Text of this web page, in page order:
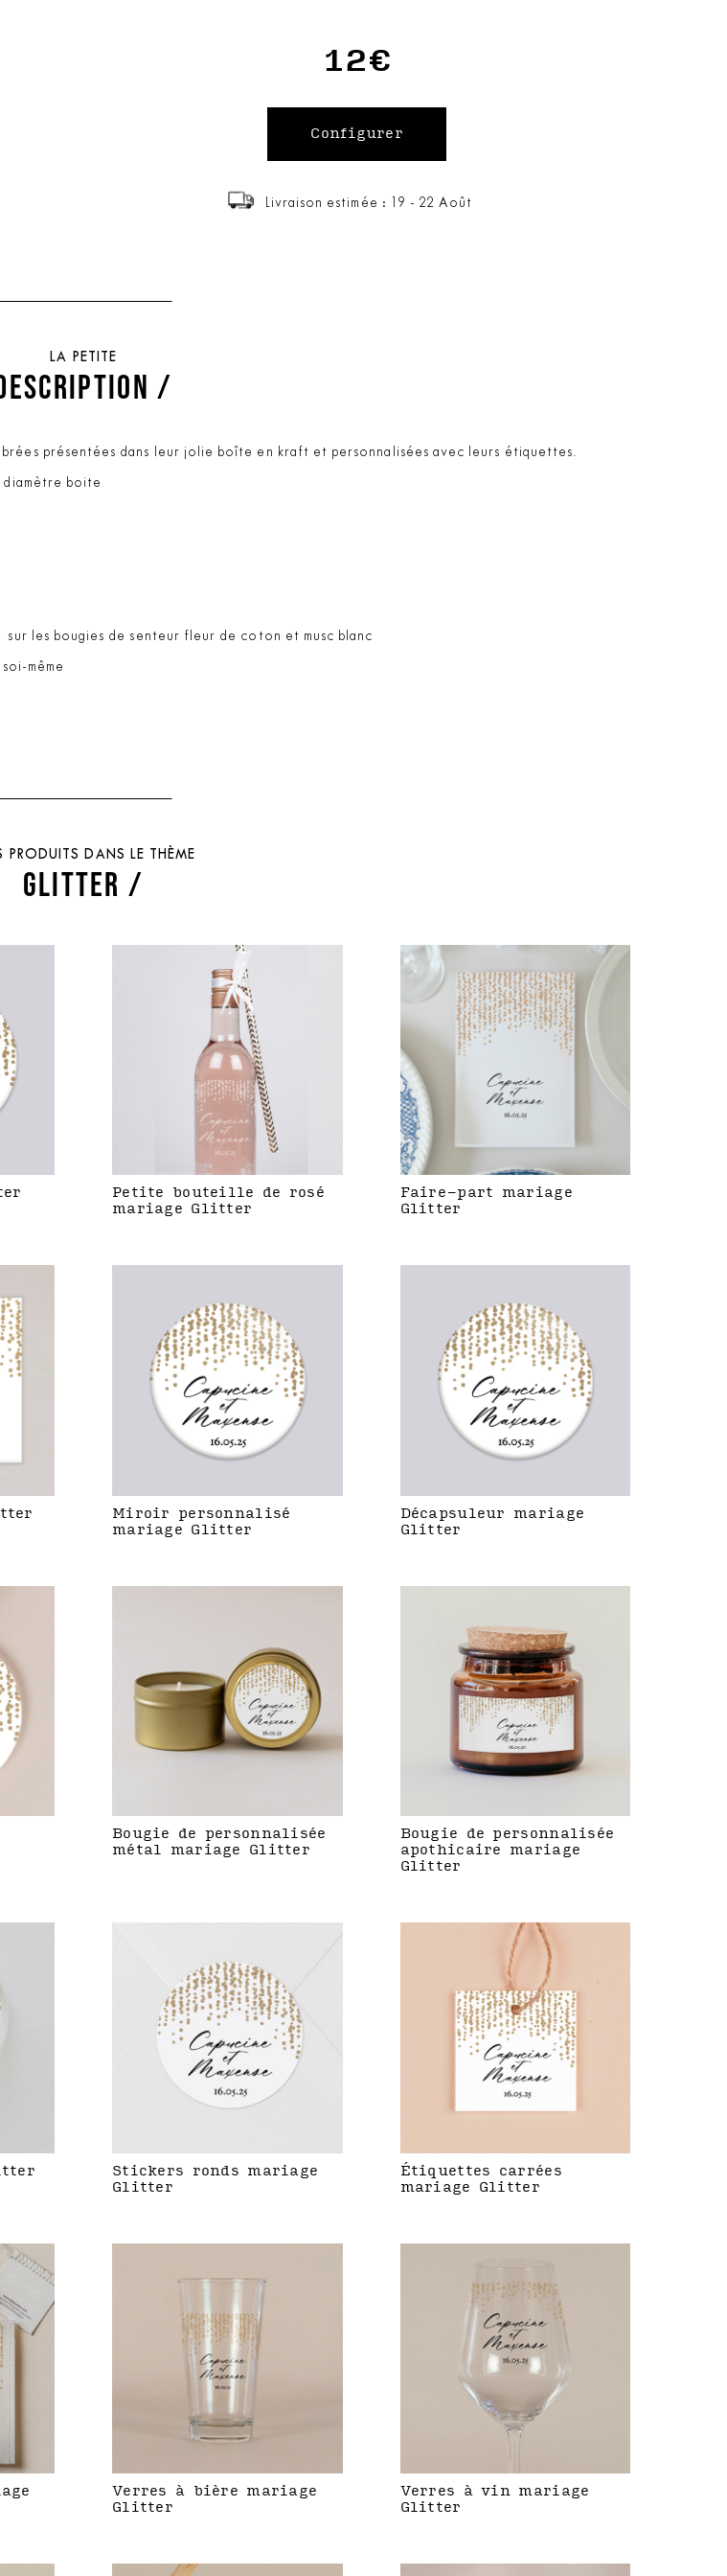
12€
Livraison estimée : 19 - 22 Août
LA PETITE
/
présentées dans leur jolie boîte en kraft et personnalisées avec leurs étiquettes.
diamètre boite
les bougies de senteur fleur de coton et musc blanc
même
PRODUITS DANS LE THÈME
GLITTER /
Petite bouteille de rosé
mariage Glitter
Faire-part mariage
Glitter
Miroir personnalisé
mariage Glitter
Décapsuleur mariage
Glitter
Bougie de personnalisée
métal mariage Glitter
Bougie de personnalisée
apothicaire mariage
Glitter
Stickers ronds mariage
Glitter
Étiquettes carrées
mariage Glitter
Verres à bière mariage
Glitter
Verres à vin mariage
Glitter